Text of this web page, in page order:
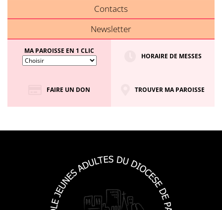
Contacts
Newsletter
MA PAROISSE EN 1 CLIC
HORAIRE DE MESSES
FAIRE UN DON TROUVER MA PAROISSE